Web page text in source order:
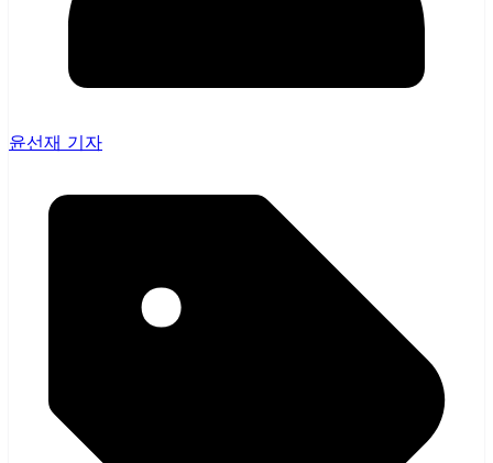
윤선재 기자